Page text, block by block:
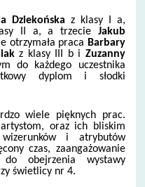
Dziekońska z klasy I a,
II a, a trzecie Jakub
otrzymała praca Barbary
z klasy III b i Zuzanny
do każdego uczestnika
dyplom i słodki
wiele pięknych prac.
oraz ich bliskim
i atrybutów
czas, zaangażowanie
do obejrzenia wystawy
świetlicy nr 4.